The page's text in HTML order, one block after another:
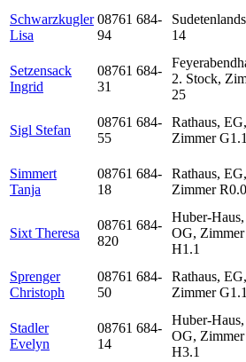
Schwarzkugler
Lisa
08761 684-
94
14
Setzensack
Ingrid
08761 684-
31
2. Stock,
25
Sigl Stefan
08761 684-
55
Rathaus, EG,
Zimmer G1.1
Simmert
Tanja
08761 684-
18
Rathaus, EG,
Zimmer
Sixt Theresa
08761 684-
820
Huber-Haus,
OG, Zimmer
H1.1
Sprenger
Christoph
08761 684-
50
Rathaus, EG,
Zimmer G1.1
Stadler
Evelyn
08761 684-
14
Huber-Haus,
OG, Zimmer
H3.1